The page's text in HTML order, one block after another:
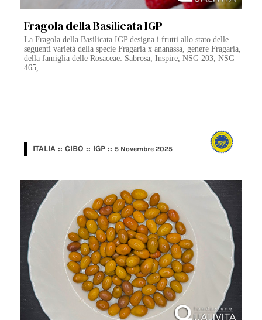
Fragola della Basilicata IGP
La Fragola della Basilicata IGP designa i frutti allo stato delle
seguenti varietà della specie Fragaria x ananassa, genere Fragaria,
della famiglia delle Rosaceae: Sabrosa, Inspire, NSG 203, NSG
465,…
ITALIA :: CIBO :: IGP ::5 Novembre 2025